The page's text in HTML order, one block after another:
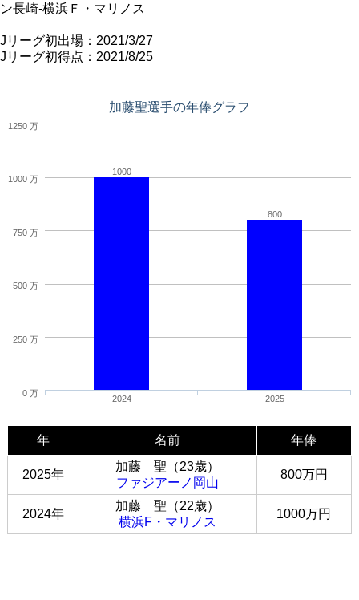
ン長崎-横浜Ｆ・マリノス
Jリーグ初出場：2021/3/27
Jリーグ初得点：2021/8/25
加藤聖選手の年俸グラフ
1000
800
2024 2025
0 万
1000 万
250 万
500 万
750 万
1250 万
年 名前 年俸
2025年
加藤 聖（23歳）
ファジアーノ岡山
800万円
2024年
加藤 聖（22歳）
横浜F・マリノス
1000万円